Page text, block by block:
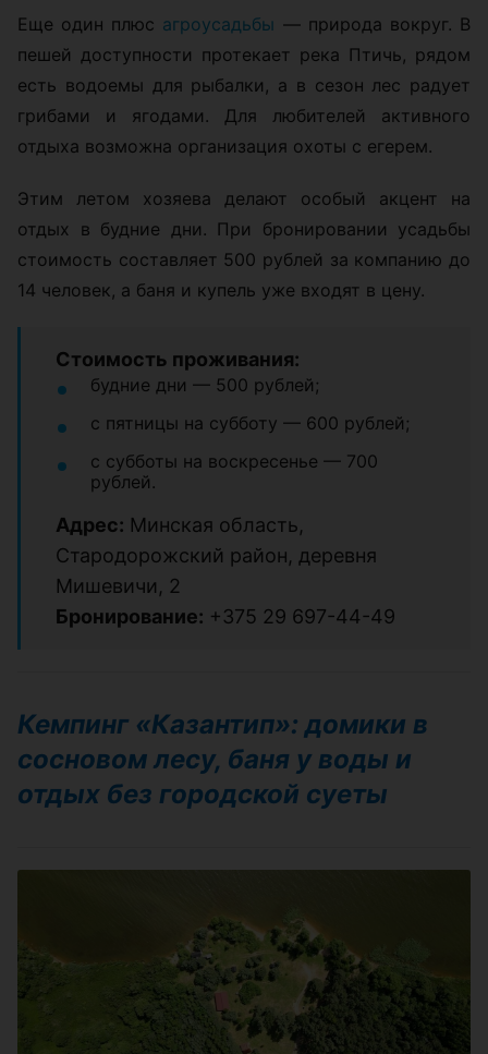
Еще один плюс агроусадьбы — природа вокруг. В
пешей доступности протекает река Птичь, рядом
есть водоемы для рыбалки, а в сезон лес радует
грибами и ягодами. Для любителей активного
отдыха возможна организация охоты с егерем.
Этим летом хозяева делают особый акцент на
отдых в будние дни. При бронировании усадьбы
стоимость составляет 500 рублей за компанию до
14 человек, а баня и купель уже входят в цену.
Стоимость проживания:
будние дни — 500 рублей;
с пятницы на субботу — 600 рублей;
с субботы на воскресенье — 700
рублей.
Адрес: Минская область,
Стародорожский район, деревня
Мишевичи, 2
Бронирование: +375 29 697-44-49
Кемпинг «Казантип»: домики в
сосновом лесу, баня у воды и
отдых без городской суеты